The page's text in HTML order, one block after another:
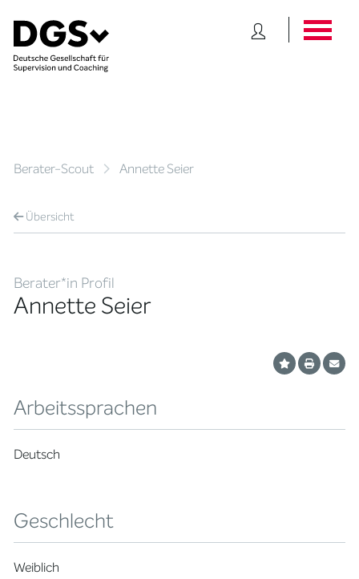
Berater-Scout Annette Seier
Übersicht
Berater*in Profil
Annette Seier
Arbeitssprachen
Deutsch
Geschlecht
Weiblich